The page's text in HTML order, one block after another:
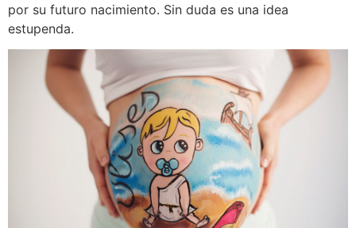
por su futuro nacimiento. Sin duda es una idea
estupenda.